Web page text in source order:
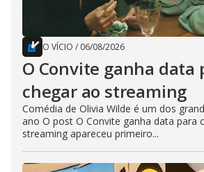
O VÍCIO / 06/08/2026
O Convite ganha data
chegar ao streaming
Comédia de Olivia Wilde é um dos
ano O post O Convite ganha data para
streaming apareceu primeiro...